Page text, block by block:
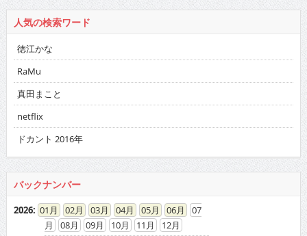
人気の検索ワード
徳江かな
RaMu
真田まこと
netflix
ドカント 2016年
バックナンバー
2026: 01 02 03 04 05 06
07
08
09 10 11
12